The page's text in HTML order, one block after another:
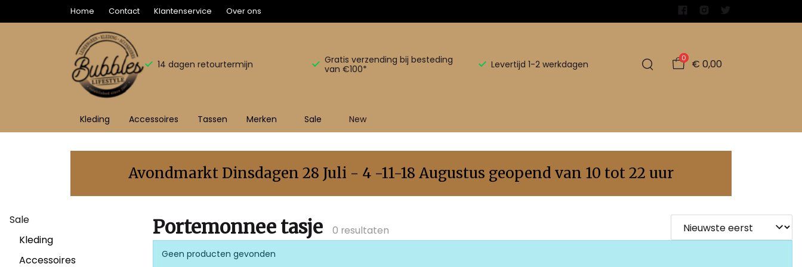
Home Contact Klantenservice Over ons
14 dagen retourtermijn
Gratis verzending bij besteding
van €100*
Levertijd 1-2 werkdagen
0 € 0,00
Kleding Accessoires Tassen Merken Sale New
Portemonnee
Bubbles
Avondmarkt Dinsdagen 28 Juli - 4 -11-18 Augustus geopend van 10 tot 22 uur
Sale
Kleding
Accessoires
Portemonnee tasje 0 resultaten
Geen producten gevonden